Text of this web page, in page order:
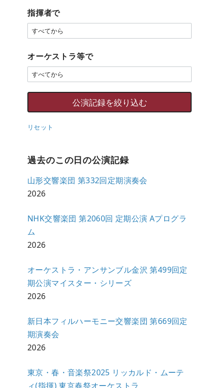
指揮者で
オーケストラ等で
リセット
過去のこの日の公演記録
山形交響楽団 第332回定期演奏会
2026
NHK交響楽団 第2060回 定期公演 Aプログラ
ム
2026
オーケストラ・アンサンブル金沢 第499回定
期公演マイスター・シリーズ
2026
新日本フィルハーモニー交響楽団 第669回定
期演奏会
2026
東京・春・音楽祭2025 リッカルド・ムーテ
ィ(指揮) 東京春祭オーケストラ